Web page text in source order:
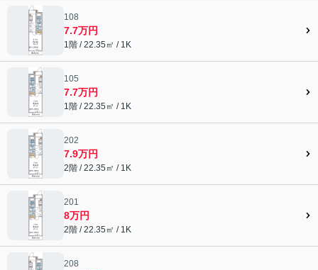
108
7.7万円
1階 / 22.35㎡ / 1K
105
7.7万円
1階 / 22.35㎡ / 1K
202
7.9万円
2階 / 22.35㎡ / 1K
201
8万円
2階 / 22.35㎡ / 1K
208